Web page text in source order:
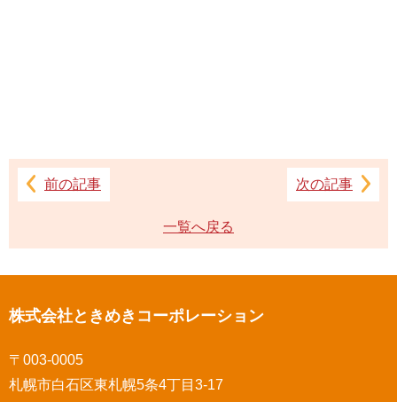
前の記事 次の記事
一覧へ戻る
株式会社ときめきコーポレーション
〒003-0005
札幌市白石区東札幌5条4丁目3-17